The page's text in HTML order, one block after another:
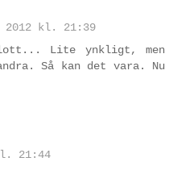
kl. 21:39
Lite ynkligt, men
Så kan det vara. Nu
21:44